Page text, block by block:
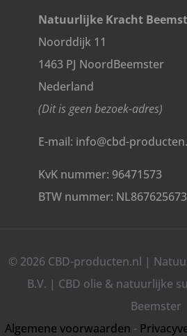
Natuurlijke Kracht
Noorddijk 11
1463 PJ NoordBeemster
Nederland
(Dit is geen bezoek-adres)
E-mail: info@cbd-
KvK nummer: 96471573
BTW nummer:
© 2026 CBD-producten.nl |
B.V. | CBD olie & natuurlijke
Beemster
Algemene voorwaarden -